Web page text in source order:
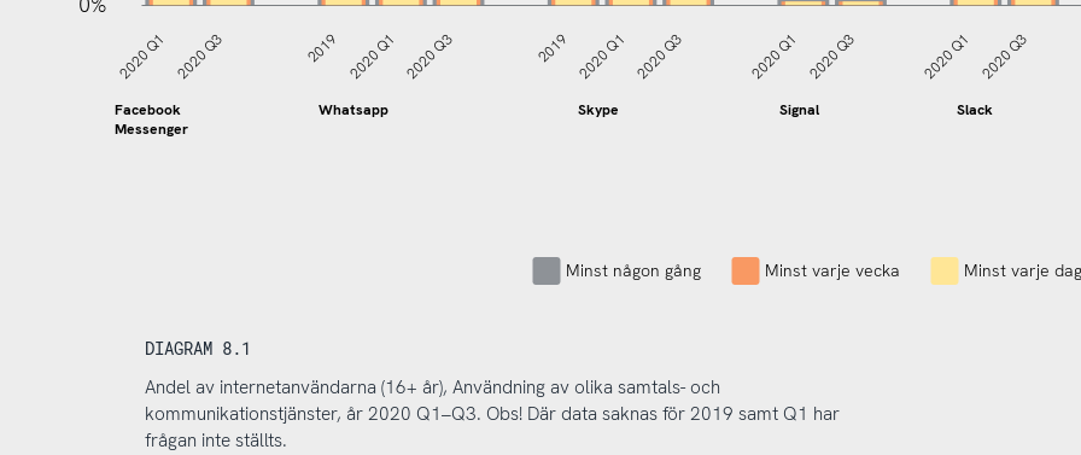
Microsoft
Teams
Facebook
Messenger
Whatsapp Skype Signal Slack
2020 Q1 2020 Q3 2019 2020 Q1 2020 Q3 2019 2020 Q1 2020 Q3 2020 Q1 2020 Q3 2020 Q1 2020 Q3
Minst varje dag
Minst varje vecka
Minst någon gång
DIAGRAM 8.1
Andel av internetanvändarna (16+ år), Användning av olika samtals- och
kommunikationstjänster, år 2020 Q1–Q3. Obs! Där data saknas för 2019 samt Q1 har
frågan inte ställts.